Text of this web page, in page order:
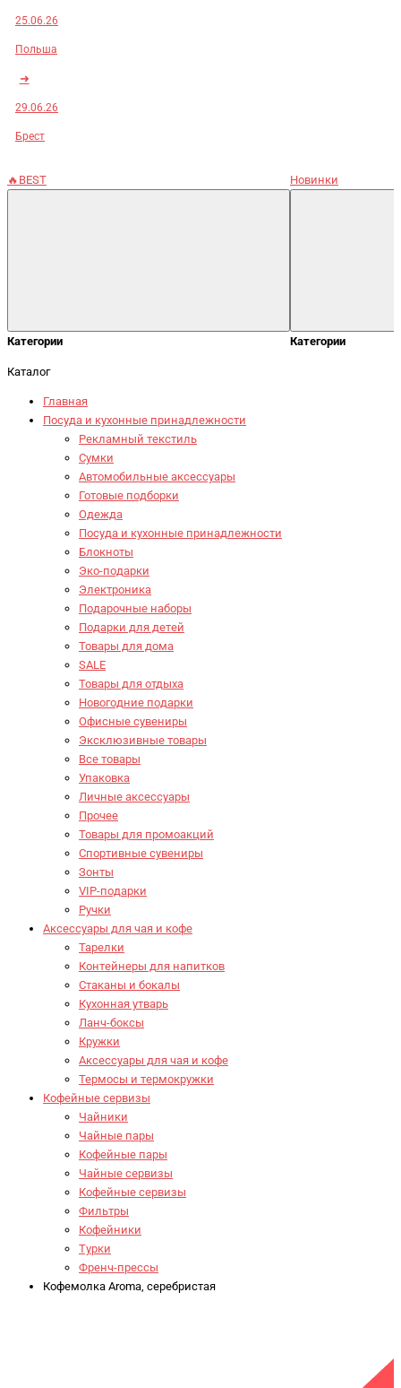
25.06.26
Польша
➜
29.06.26
Брест
🔥BEST
Категории
Новинки
Категории
Каталог
Главная
Посуда и кухонные принадлежности
Рекламный текстиль
Сумки
Автомобильные аксессуары
Готовые подборки
Одежда
Посуда и кухонные принадлежности
Блокноты
Эко-подарки
Электроника
Подарочные наборы
Подарки для детей
Товары для дома
SALE
Товары для отдыха
Новогодние подарки
Офисные сувениры
Эксклюзивные товары
Все товары
Упаковка
Личные аксессуары
Прочее
Товары для промоакций
Спортивные сувениры
Зонты
VIP-подарки
Ручки
Аксессуары для чая и кофе
Тарелки
Контейнеры для напитков
Стаканы и бокалы
Кухонная утварь
Ланч-боксы
Кружки
Аксессуары для чая и кофе
Термосы и термокружки
Кофейные сервизы
Чайники
Чайные пары
Кофейные пары
Чайные сервизы
Кофейные сервизы
Фильтры
Кофейники
Турки
Френч-прессы
Кофемолка Aroma, серебристая